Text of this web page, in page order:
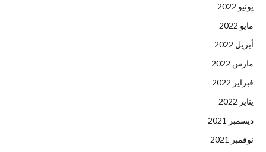
يونيو 2022
مايو 2022
أبريل 2022
مارس 2022
فبراير 2022
يناير 2022
ديسمبر 2021
نوفمبر 2021